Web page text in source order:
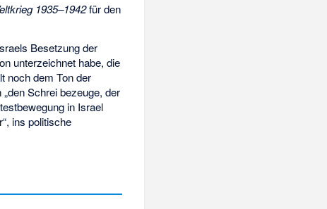
1935–1942für den
Besetzung der
unterzeichnet habe, die
noch dem Ton der
Schrei bezeuge, der
in Israel
ins politische